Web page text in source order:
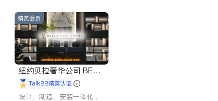
精英会员
纽约贝拉奢华公司 BELL
A LUXE
iTalkBB精英认证
设计、制造、安装一体化，